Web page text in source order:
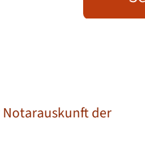
Notarauskunft der